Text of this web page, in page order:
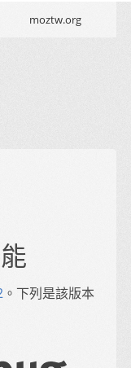
moztw.org
。下列是該版本